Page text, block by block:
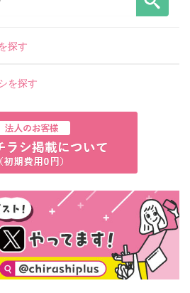
探す
を探す